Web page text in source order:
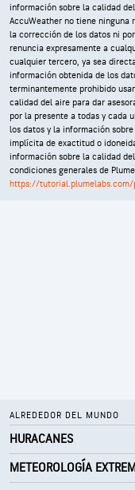
información sobre la calidad
AccuWeather no tiene
la corrección de los datos ni
renuncia expresamente a
cualquier tercero, ya sea
información obtenida de los
terminantemente prohibido
calidad del aire para dar
por la presente a todas y cada
los datos y la información
implícita de exactitud o
información sobre la calidad
condiciones generales de
https://
ALREDEDOR DEL MUNDO
HURACANES
METEOROLOGÍA